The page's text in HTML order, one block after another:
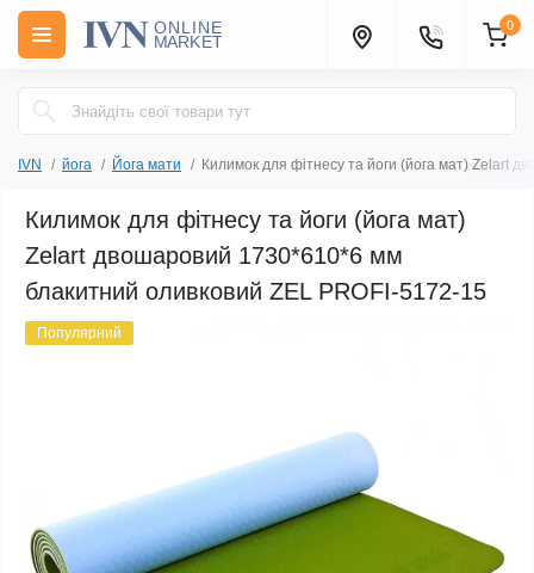
0
IVN йога Йога мати Килимок для фітнесу та йоги (йога мат) Zelart
Килимок для фітнесу та йоги (йога мат)
Zelart двошаровий 1730*610*6 мм
блакитний оливковий ZEL PROFI-5172-15
Популярний